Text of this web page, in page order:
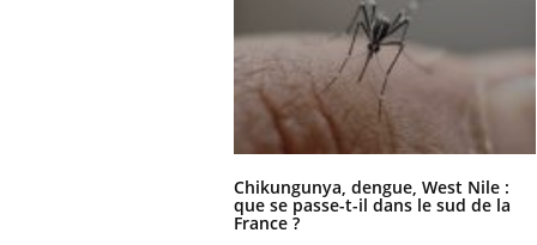
Chikungunya, dengue, West Nile :
que se passe-t-il dans le sud de la
France ?